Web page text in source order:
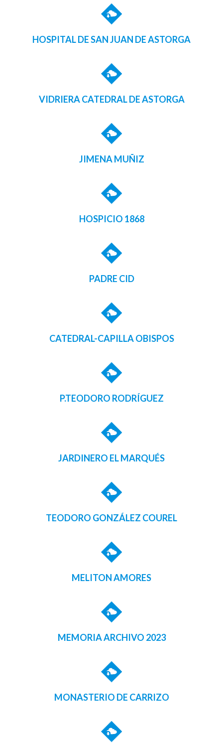
HOSPITAL DE SAN JUAN DE ASTORGA
VIDRIERA CATEDRAL DE ASTORGA
JIMENA MUÑIZ
HOSPICIO 1868
PADRE CID
CATEDRAL-CAPILLA OBISPOS
P.TEODORO RODRÍGUEZ
JARDINERO EL MARQUÉS
TEODORO GONZÁLEZ COUREL
MELITON AMORES
MEMORIA ARCHIVO 2023
MONASTERIO DE CARRIZO